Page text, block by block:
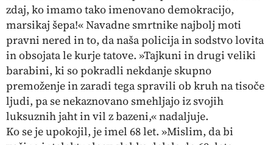
zdaj, ko imamo tako imenovano demokracijo,
marsikaj šepa!« Navadne smrtnike najbolj moti
pravni nered in to, da naša policija in sodstvo lovita
in obsojata le kurje tatove. »Tajkuni in drugi veliki
barabini, ki so pokradli nekdanje skupno
premoženje in zaradi tega spravili ob kruh na tisoče
ljudi, pa se nekaznovano smehljajo iz svojih
luksuznih jaht in vil z bazeni,« nadaljuje.
Ko se je upokojil, je imel 68 let. »Mislim, da bi